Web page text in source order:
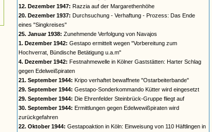
12. Dezember 1947: Razzia auf der Margarethenhöhe
20. Dezember 1937: Durchsuchung - Verhaftung - Prozess: Das Ende
eines "Singkreises"
25. Januar 1938: Zunehmende Verfolgung von Navajos
1. Dezember 1942: Gestapo ermittelt wegen "Vorbereitung zum
Hochverrat, Bündische Betätigung u.a.m"
4. Dezember 1942: Festnahmewelle in Kölner Gaststätten: Harter Schlag
gegen Edelweißpiraten
21. September 1944: Kripo verhaftet bewaffnete "Ostarbeiterbande"
29. September 1944: Gestapo-Sonderkommando Kütter wird eingesetzt
29. September 1944: Die Ehrenfelder Steinbrück-Gruppe fliegt auf
30. September 1944: Ermittlungen gegen Edelwewißpiraten wird
zurückgefahren
22. Oktober 1944: Gestapoaktion in Köln: Einweisung von 110 Häftlingen in